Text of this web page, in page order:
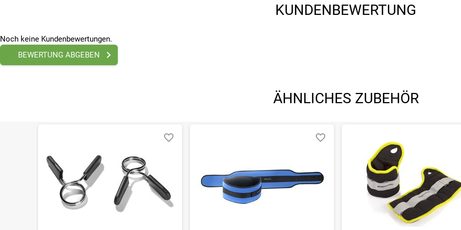
Bitte beachte, dass es zu Abweichungen zwischen den angegebenen- und den verbauten Komponenten bei Fahrrädern
KUNDENBEWERTUNG
Noch keine Kundenbewertungen.
BEWERTUNG ABGEBEN
ÄHNLICHES ZUBEHÖR